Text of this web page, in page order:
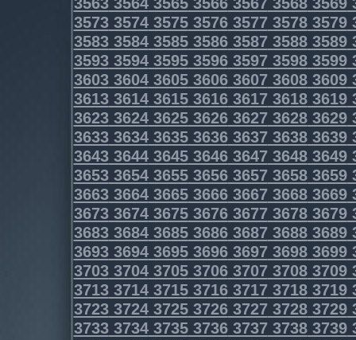
3573357435753576357735783579
3583358435853586358735883589
3593359435953596359735983599
3603360436053606360736083609
3613361436153616361736183619
3623362436253626362736283629
3633363436353636363736383639
3643364436453646364736483649
3653365436553656365736583659
3663366436653666366736683669
3673367436753676367736783679
3683368436853686368736883689
3693369436953696369736983699
3703370437053706370737083709
3713371437153716371737183719
3723372437253726372737283729
3733373437353736373737383739